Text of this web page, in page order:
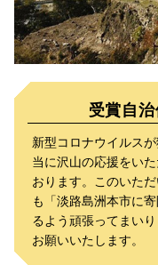
受賞自
新型コロナウイルス
当に沢山の応援をい
おります。このいた
も「淡路島洲本市に
るよう頑張ってまい
お願いいたします。